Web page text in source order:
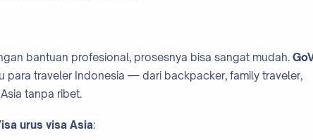
bantuan profesional, prosesnya bisa sangat mudah.
para traveler Indonesia — dari backpacker, family traveler,
tanpa ribet.
urus visa Asia: